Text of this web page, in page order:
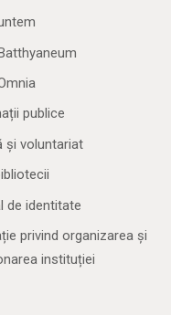
publice
și voluntariat
de identitate
privind organizarea și
instituției